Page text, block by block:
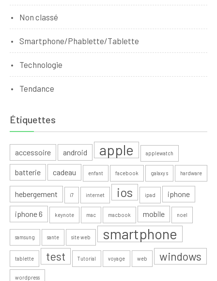
Non classé
Smartphone/Phablette/Tablette
Technologie
Tendance
Étiquettes
accessoire android apple applewatch
batterie cadeau enfant facebook galaxy s hardware
hebergement i7 internet ios ipad iphone
iphone 6 keynote mac macbook mobile noel
samsung sante site web smartphone
tablette test Tutorial voyage web windows
wordpress